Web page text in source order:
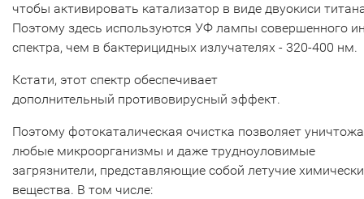
чтобы активировать катализатор в виде двуокиси
Поэтому здесь используются УФ лампы совершенного
спектра, чем в бактерицидных излучателях - 320-400 нм.
Кстати, этот спектр обеспечивает
дополнительный противовирусный эффект.
Поэтому фотокаталическая очистка позволяет
любые микроорганизмы и даже трудноуловимые
загрязнители, представляющие собой летучие
вещества. В том числе: